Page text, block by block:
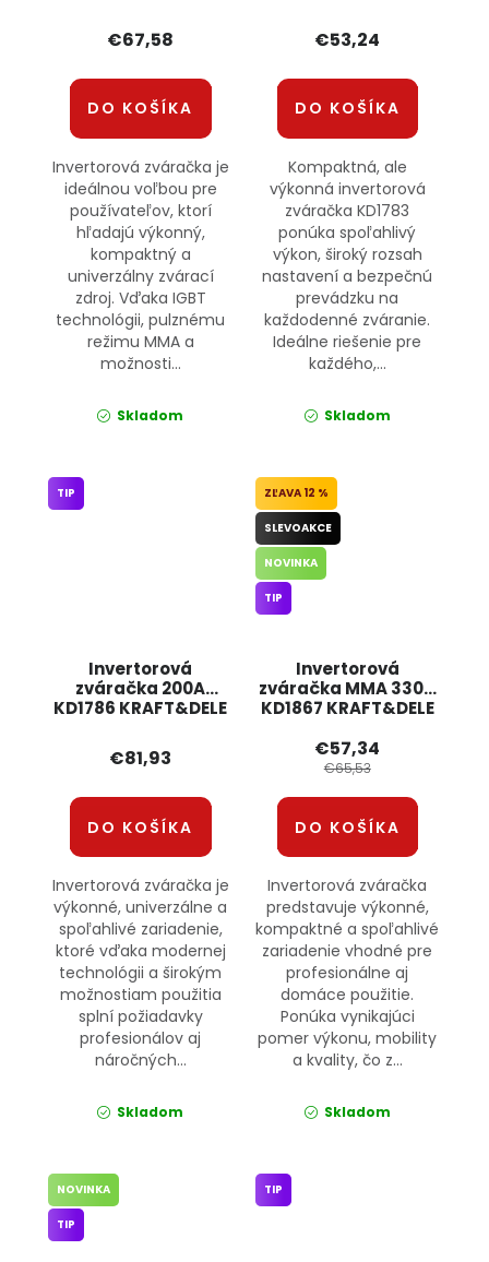
€67,58
DO KOŠÍKA
Invertorová zváračka je
ideálnou voľbou pre
používateľov, ktorí
hľadajú výkonný,
kompaktný a
univerzálny zvárací
zdroj. Vďaka IGBT
technológii, pulznému
režimu MMA a
možnosti...
Skladom
€53,24
DO KOŠÍKA
Kompaktná, ale
výkonná invertorová
zváračka KD1783
ponúka spoľahlivý
výkon, široký rozsah
nastavení a bezpečnú
prevádzku na
každodenné zváranie.
Ideálne riešenie pre
každého,...
Skladom
Invertorová
zváračka 200A
KD1786 KRAFT&DELE
TIP
€81,93
DO KOŠÍKA
Invertorová zváračka je
výkonné, univerzálne a
spoľahlivé zariadenie,
ktoré vďaka modernej
technológii a širokým
možnostiam použitia
splní požiadavky
profesionálov aj
náročných...
Skladom
Invertorová
zváračka MMA 330A
KD1867 KRAFT&DELE
12 %
SLEVOAKCE
NOVINKA
TIP
€57,34
€65,53
DO KOŠÍKA
Invertorová zváračka
predstavuje výkonné,
kompaktné a spoľahlivé
zariadenie vhodné pre
profesionálne aj
domáce použitie.
Ponúka vynikajúci
pomer výkonu, mobility
a kvality, čo z...
Skladom
NOVINKA
TIP
TIP